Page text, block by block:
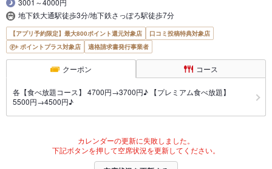
3001～4000円
地下鉄大通駅徒歩3分/地下鉄さっぽろ駅徒歩7分
【アプリ予約限定】最大800ポイント還元対象店
口コミ投稿特典対象店
ポイントプラス対象店
適格請求書発行事業者
クーポン コース
各【食べ放題コース】 4700円→3700円♪ 【プレミアム食べ放題】
5500円→4500円♪
カレンダーの更新に失敗しました。
下記ボタンを押して空席状況を更新してください。